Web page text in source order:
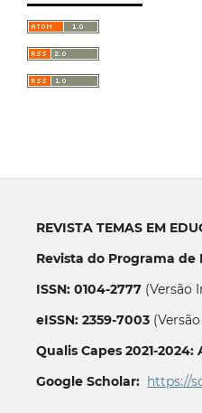
REVISTA TEMAS EM
Revista do Programa de
ISSN: 0104-2777(Versão
eISSN: 2359-7003
Qualis Capes 2021-2024:
Google Scholar: https://